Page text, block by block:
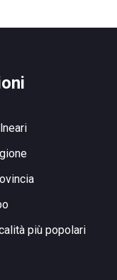
più popolari